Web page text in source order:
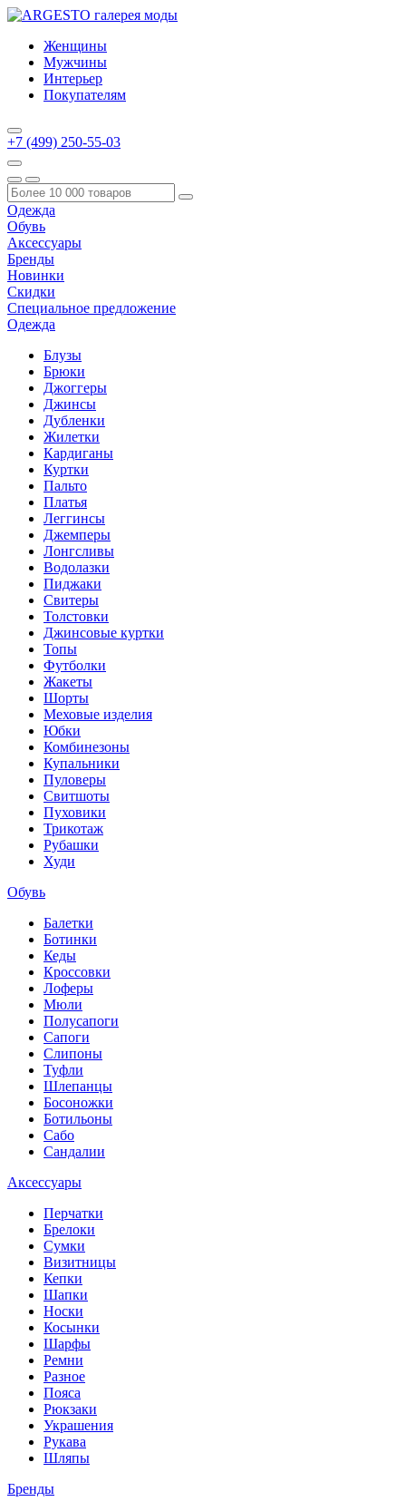
Женщины
Мужчины
Интерьер
Покупателям
+7 (499) 250-55-03
Одежда
Обувь
Аксессуары
Бренды
Новинки
Скидки
Специальное предложение
Одежда
Блузы
Брюки
Джоггеры
Джинсы
Дубленки
Жилетки
Кардиганы
Куртки
Пальто
Платья
Леггинсы
Джемперы
Лонгсливы
Водолазки
Пиджаки
Свитеры
Толстовки
Джинсовые куртки
Топы
Футболки
Жакеты
Шорты
Меховые изделия
Юбки
Комбинезоны
Купальники
Пуловеры
Свитшоты
Пуховики
Трикотаж
Рубашки
Худи
Обувь
Балетки
Ботинки
Кеды
Кроссовки
Лоферы
Мюли
Полусапоги
Сапоги
Слипоны
Туфли
Шлепанцы
Босоножки
Ботильоны
Сабо
Сандалии
Аксессуары
Перчатки
Брелоки
Сумки
Визитницы
Кепки
Шапки
Носки
Косынки
Шарфы
Ремни
Разное
Пояса
Рюкзаки
Украшения
Рукава
Шляпы
Бренды